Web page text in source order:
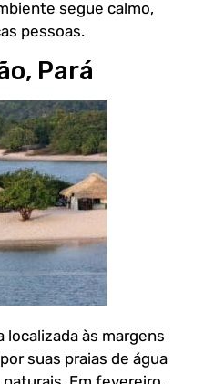
segue calmo,
pessoas.
Pará
localizada às margens
suas praias de água